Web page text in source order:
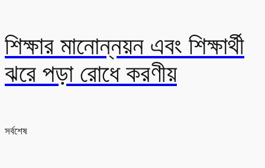
শিক্ষার মানোন্নয়ন এবং শিক্ষার্থী
ঝরে পড়া রোধে করণীয়
সর্বশেষ